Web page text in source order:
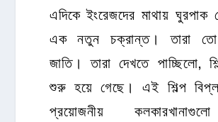
এদিকে ইংরেজদের মাথায় ঘুরপাক
এক নতুন চক্রান্ত। তারা তো
জাতি। তারা দেখতে পাচ্ছিলো,
শুরু হয়ে গেছে। এই শিল্প
প্রয়োজনীয়